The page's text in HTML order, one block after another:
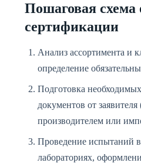
Пошаговая
сертификации
Анализ ассортимента и
определение
Подготовка
документов от
производителем или
Проведение испытаний
лабораториях,